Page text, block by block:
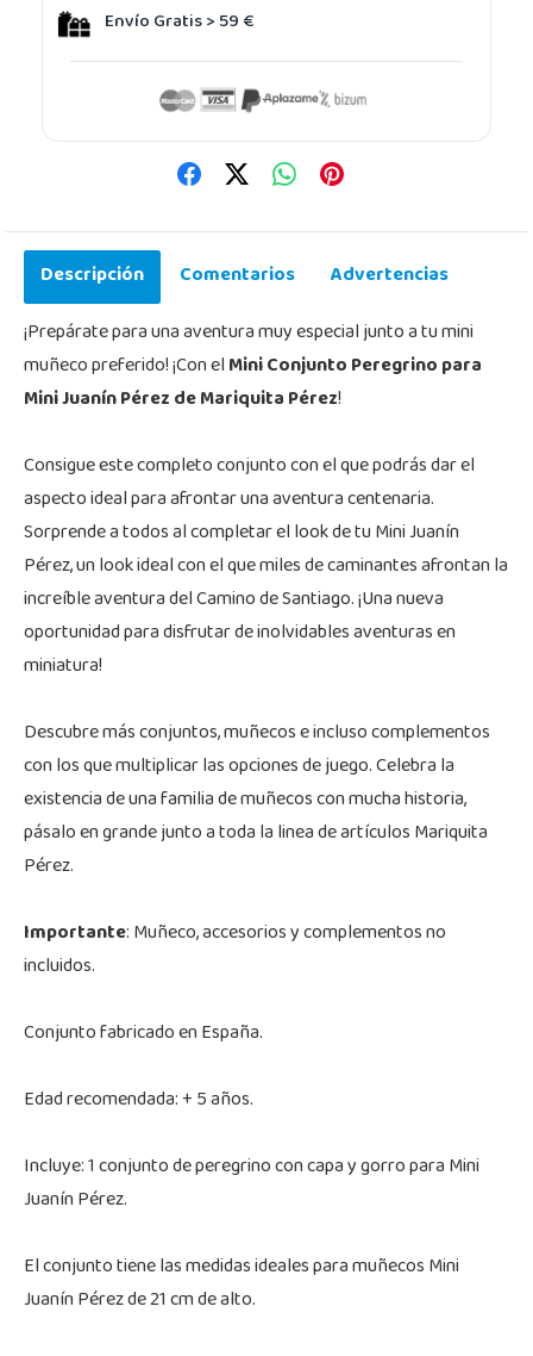
Envío Gratis > 59 €
Descripción Comentarios
Advertencias
¡Prepárate para una aventura muy especial junto a tu mini
muñeco preferido! ¡Con elMini Conjunto Peregrino para
Mini Juanín Pérez de Mariquita Pérez!
Consigue este completo conjunto con el que podrás dar el
aspecto ideal para afrontar una aventura centenaria.
Sorprende a todos al completar el look de tu Mini Juanín
Pérez, un look ideal con el que miles de caminantes afrontan la
increíble aventura del Camino de Santiago. ¡Una nueva
oportunidad para disfrutar de inolvidables aventuras en
miniatura!
Descubre más conjuntos, muñecos e incluso complementos
con los que multiplicar las opciones de juego. Celebra la
existencia de una familia de muñecos con mucha historia,
pásalo en grande junto a toda la linea de artículos Mariquita
Pérez.
Importante: Muñeco, accesorios y complementos no
incluidos.
Conjunto fabricado en España.
Edad recomendada: + 5 años.
Incluye: 1 conjunto de peregrino con capa y gorro para Mini
Juanín Pérez.
El conjunto tiene las medidas ideales para muñecos Mini
Juanín Pérez de 21 cm de alto.